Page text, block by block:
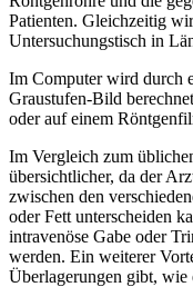
Patienten. Gleichzeitig
Untersuchungstisch in
Im Computer wird durch
Graustufen-Bild
oder auf einem
Im Vergleich zum
übersichtlicher, da der
zwischen den
oder Fett unterscheiden
intravenöse Gabe oder
werden. Ein weiterer
Überlagerungen gibt, wie